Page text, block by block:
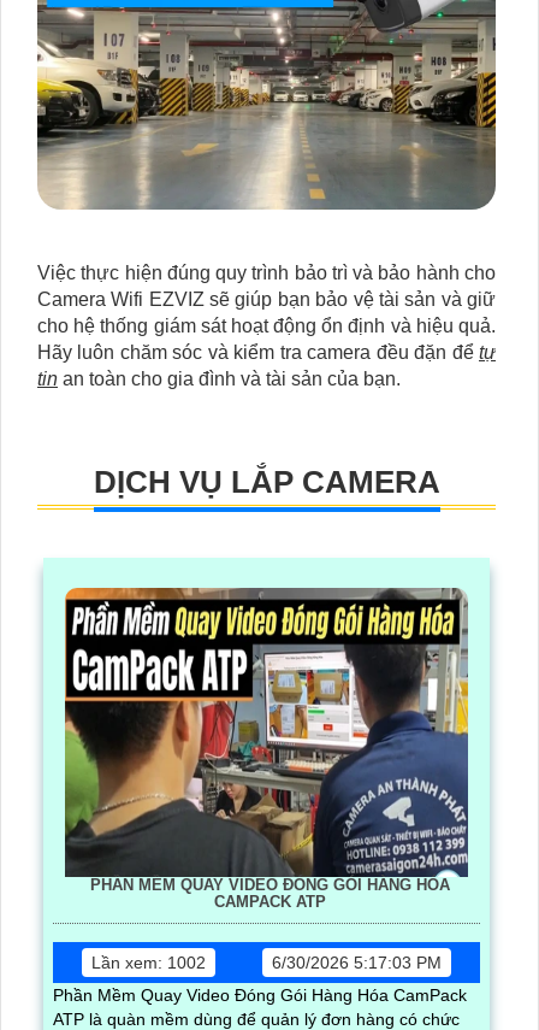
Việc thực hiện đúng quy trình bảo trì và bảo hành cho
Camera Wifi EZVIZ sẽ giúp bạn bảo vệ tài sản và giữ
cho hệ thống giám sát hoạt động ổn định và hiệu quả.
Hãy luôn chăm sóc và kiểm tra camera đều đặn để tự
tin an toàn cho gia đình và tài sản của bạn.
DỊCH VỤ LẮP CAMERA
PHẦN MỀM QUAY VIDEO ĐÓNG GÓI HÀNG HÓA
CAMPACK ATP
Lần xem: 1002
6/30/2026 5:17:03 PM
Phần Mềm Quay Video Đóng Gói Hàng Hóa CamPack
ATP là quàn mềm dùng để quản lý đơn hàng có chức